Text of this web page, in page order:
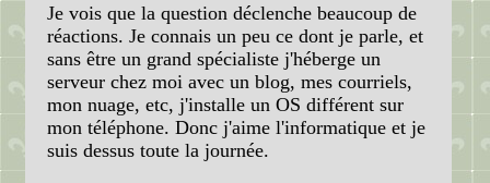
Je vois que la question déclenche beaucoup de
réactions. Je connais un peu ce dont je parle, et
sans être un grand spécialiste j'héberge un
serveur chez moi avec un blog, mes courriels,
mon nuage, etc, j'installe un OS différent sur
mon téléphone. Donc j'aime l'informatique et je
suis dessus toute la journée.